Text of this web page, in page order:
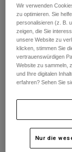
Brillen
Zubehör
Brillen
Socken
Taschen
Spare
T-Shirts & Tops
Hoodies und
Jacken
Hosen
Shirts
Alle anzeigen
Moto
Helme
Jerseys
Hosen
Price reduced
€ 34,99to€
Wir verwenden
zu optimieren. Sie
personalisieren (z. B.
zeigen, die Sie
unsere Website zu
klicken, stimmen Sie
vertrauenswürdigen
Website zu sammeln,
und Ihre digitalen
erfahren? Sehen Sie
Nur die